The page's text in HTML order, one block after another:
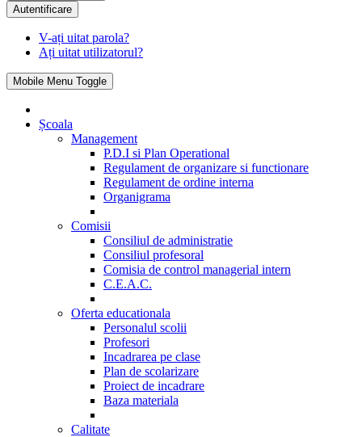
Autentificare
V-ați uitat parola?
Ați uitat utilizatorul?
Mobile Menu Toggle
Școala
Management
P.D.I si Plan Operational
Regulament de organizare si functionare
Regulament de ordine interna
Organigrama
Comisii
Consiliul de administratie
Consiliul profesoral
Comisia de control managerial intern
C.E.A.C.
Oferta educationala
Personalul scolii
Profesori
Incadrarea pe clase
Plan de scolarizare
Proiect de incadrare
Baza materiala
Calitate